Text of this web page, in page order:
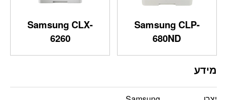
Samsung CLP-
680ND
Samsung CLX-
6260
מידע